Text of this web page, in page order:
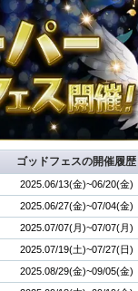
ゴッドフェスの開催履歴
2025.06/13(金)~06/20(金)
2025.06/27(金)~07/04(金)
2025.07/07(月)~07/07(月)
2025.07/19(土)~07/27(日)
2025.08/29(金)~09/05(金)